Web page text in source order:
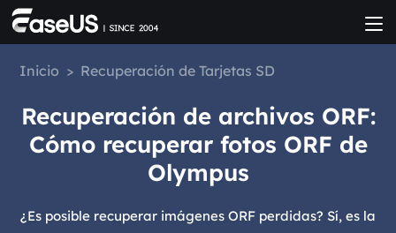
Inicio > Recuperación de Tarjetas SD
Recuperación de archivos ORF:
Cómo recuperar fotos ORF de
Olympus
¿Es posible recuperar imágenes ORF perdidas? Sí, es la